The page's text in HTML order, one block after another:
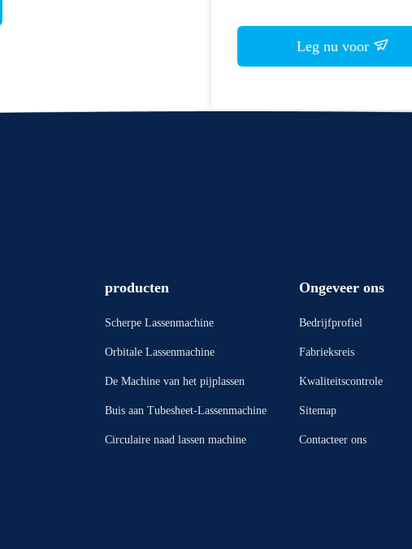
Leg nu voor
producten
Scherpe Lassenmachine
Orbitale Lassenmachine
De Machine van het pijplassen
Buis aan Tubesheet-Lassenmachine
Circulaire naad lassen machine
Ongeveer ons
Bedrijfprofiel
Fabrieksreis
Kwaliteitscontrole
Sitemap
Contacteer ons